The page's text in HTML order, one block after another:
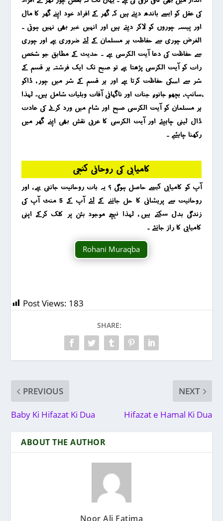
کی عقل کو ایسے باندھ دیتے ہیں کہ گھر کے افراد خود اپنے گھر کا مال
اور پیسہ چوروں کو لاکر دیتے ہیں اور انہیں خبر بھی نہیں ہوتی ۔
الغرض چوری سے حفاظت ہر مسلمان کے لئے ضروری ہے اور چوری
سے حفاظت کی دعا آیت الکرسی ہے ۔ حدیث کے مطابق جو شخص
رات کو آیت الکرسی پڑھتا ہے تو صبح تک ایک فرشتہ ہر قسم کے
شر سے اسکی حفاظت کرتا ہے اور ہر قسم کے شر میں چور ، ڈاکو
،سانپ ، بچھو، جانور، جنات اور ناگہانی آفات وبلیات شامل ہیں۔ لہذا
ہر مسلمان کو آیت الکرسی صبح اور شام میں ورد کرنے کی عادت
ڈال لینی چاہیئے اور آیت الکرسی کا عربی نقش بھی اپنے گھر میں
رکھنا چاہئیے ۔
کامیابی کی روحانی کنجی
آپ کو کامیابی کیسے حاصل ہوگی ؟ یہ بات روحانیت جانتی ہے ، اور
روحانیت سے پریشانی کا حل جاننے کے لئے آپ کے 5 منٹ آپ کی
زندگی بدل سکتے ہیں ، لہذا نیچے موجود بٹن پر کلک کرکے اپنی
کامیابی کا راز جانئے ۔
Rohani Muraqba
Post Views: 183
SHARE:
PREVIOUS
Baby Ki Hifazat Ki Dua
NEXT
Hifazat e Hamal Ki Dua
ABOUT THE AUTHOR
Noor Ali Fatima